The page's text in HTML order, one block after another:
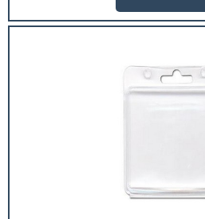
atendimento e
embalagens, o seu produto
Além disso, elas são
recomendações do